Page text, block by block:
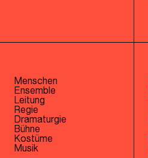
Menschen
Ensemble
Leitung
Regie
Dramaturgie
Bühne
Kostüme
Musik